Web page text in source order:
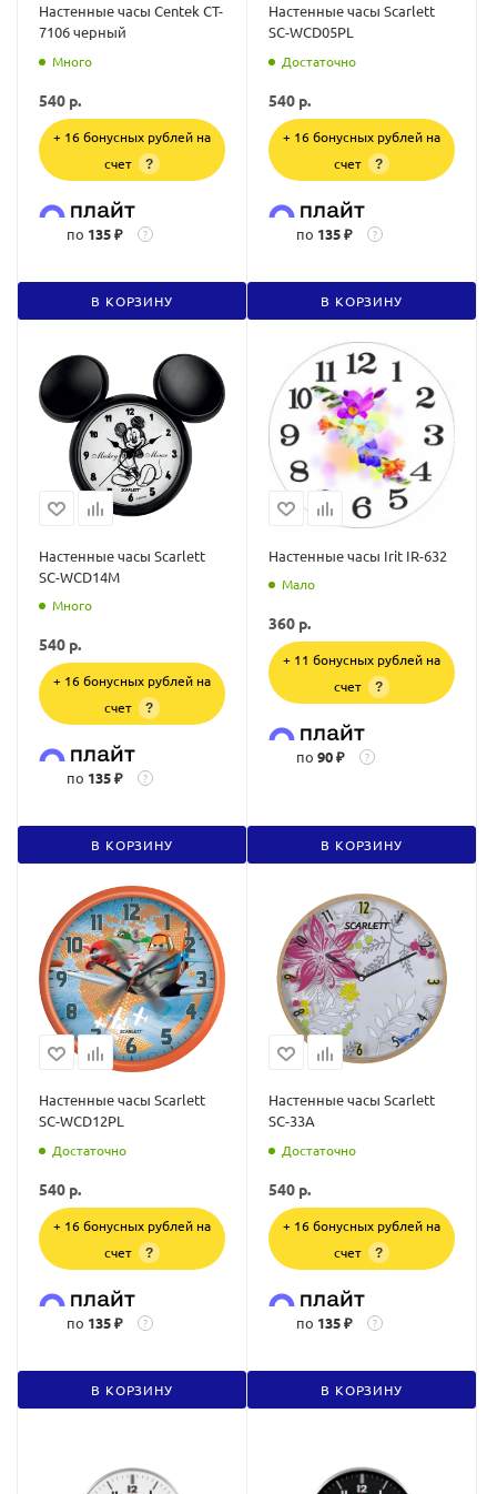
Настенные часы Centek CT-
7106 черный
Много
540 р.
+ 16 бонусных рублей на
счет
?
по 135 ₽ ?
В КОРЗИНУ
Настенные часы Scarlett
SC-WCD05PL
Достаточно
540 р.
+ 16 бонусных рублей на
счет
?
по 135 ₽ ?
В КОРЗИНУ
Настенные часы Scarlett
SC-WCD14M
Много
540 р.
+ 16 бонусных рублей на
счет
?
по 135 ₽ ?
В КОРЗИНУ
Настенные часы Irit IR-632
Мало
360 р.
+ 11 бонусных рублей на
счет
?
по 90 ₽ ?
В КОРЗИНУ
Настенные часы Scarlett
SC-WCD12PL
Достаточно
540 р.
+ 16 бонусных рублей на
счет
?
по 135 ₽ ?
В КОРЗИНУ
Настенные часы Scarlett
SC-33A
Достаточно
540 р.
+ 16 бонусных рублей на
счет
?
по 135 ₽ ?
В КОРЗИНУ